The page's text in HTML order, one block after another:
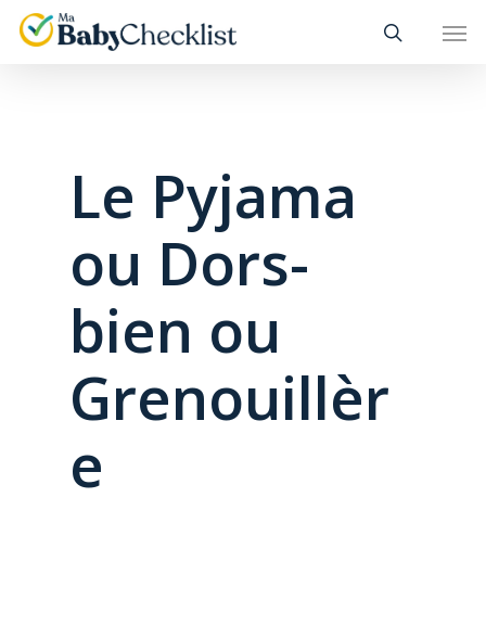
Skip
Le Pyjama
ou Dors-
bien ou
Grenouillèr
e